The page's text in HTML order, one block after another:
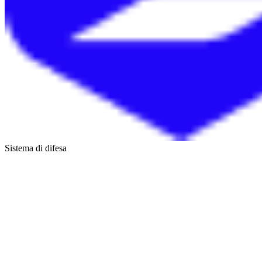
Sistema di difesa